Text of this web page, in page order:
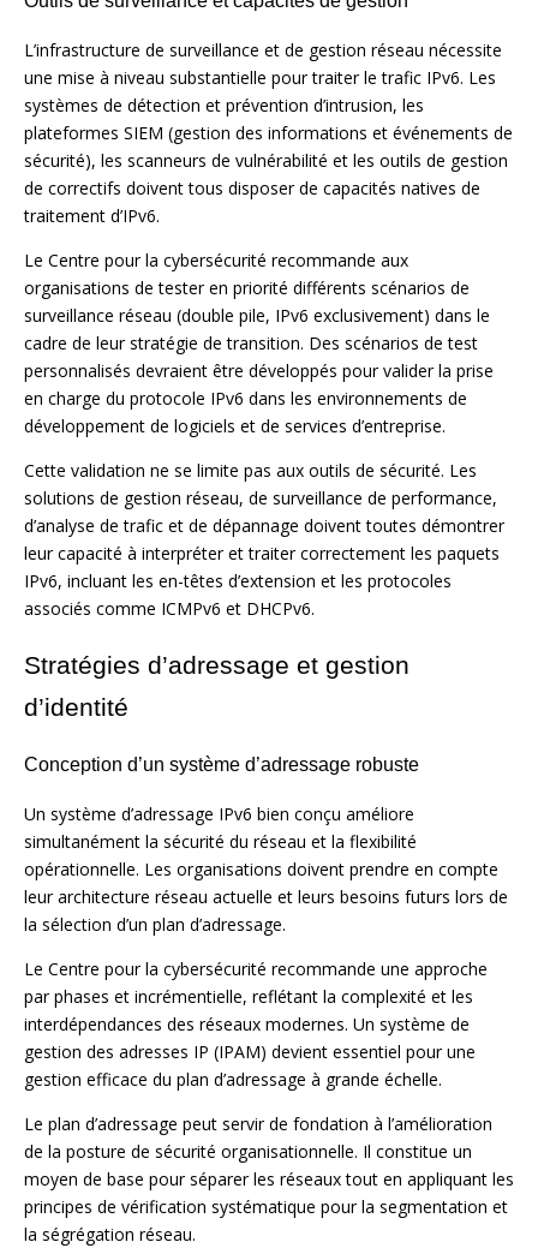
L’infrastructure de surveillance et de gestion réseau nécessite
une mise à niveau substantielle pour traiter le trafic IPv6. Les
systèmes de détection et prévention d’intrusion, les
plateformes SIEM (gestion des informations et événements de
sécurité), les scanneurs de vulnérabilité et les outils de gestion
de correctifs doivent tous disposer de capacités natives de
traitement d’IPv6.
Le Centre pour la cybersécurité recommande aux
organisations de tester en priorité différents scénarios de
surveillance réseau (double pile, IPv6 exclusivement) dans le
cadre de leur stratégie de transition. Des scénarios de test
personnalisés devraient être développés pour valider la prise
en charge du protocole IPv6 dans les environnements de
développement de logiciels et de services d’entreprise.
Cette validation ne se limite pas aux outils de sécurité. Les
solutions de gestion réseau, de surveillance de performance,
d’analyse de trafic et de dépannage doivent toutes démontrer
leur capacité à interpréter et traiter correctement les paquets
IPv6, incluant les en-têtes d’extension et les protocoles
associés comme ICMPv6 et DHCPv6.
Stratégies d’adressage et gestion
d’identité
Conception d’un système d’adressage robuste
Un système d’adressage IPv6 bien conçu améliore
simultanément la sécurité du réseau et la flexibilité
opérationnelle. Les organisations doivent prendre en compte
leur architecture réseau actuelle et leurs besoins futurs lors de
la sélection d’un plan d’adressage.
Le Centre pour la cybersécurité recommande une approche
par phases et incrémentielle, reflétant la complexité et les
interdépendances des réseaux modernes. Un système de
gestion des adresses IP (IPAM) devient essentiel pour une
gestion efficace du plan d’adressage à grande échelle.
Le plan d’adressage peut servir de fondation à l’amélioration
de la posture de sécurité organisationnelle. Il constitue un
moyen de base pour séparer les réseaux tout en appliquant les
principes de vérification systématique pour la segmentation et
la ségrégation réseau.